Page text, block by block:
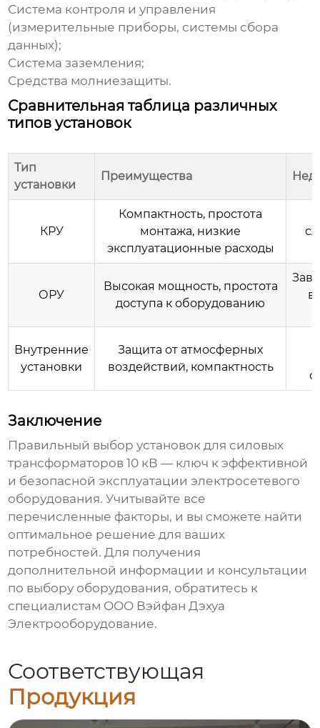
Система контроля и управления
(измерительные приборы, системы сбора
данных);
Система заземления;
Средства молниезащиты.
Сравнительная таблица различных
типов установок
Тип
установки
Преимущества
КРУ
Компактность, простота
монтажа, низкие
эксплуатационные расходы
ОРУ
Высокая мощность, простота
доступа к оборудованию
Внутренние
установки
Защита от атмосферных
воздействий, компактность
Заключение
Правильный выборустановок для силовых
трансформаторов 10 кВ — ключ к эффективной
и безопасной эксплуатации электросетевого
оборудования. Учитывайте все
перечисленные факторы, и вы сможете найти
оптимальное решение для ваших
потребностей. Для получения
дополнительной информации и консультации
по выбору оборудования, обратитесь к
специалистам ООО Вэйфан Дэхуа
Электрооборудование.
Соответствующая
Продукция